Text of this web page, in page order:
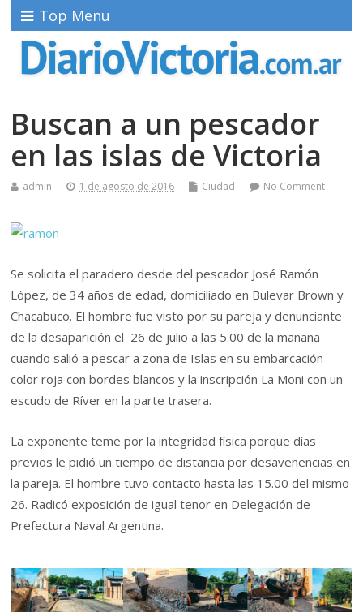
Top Menu
Buscan a un pescador
en las islas de Victoria
admin 1 de agosto de 2016 Ciudad No Comment
Se solicita el paradero desde del pescador José Ramón
López, de 34 años de edad, domiciliado en Bulevar Brown y
Chacabuco. El hombre fue visto por su pareja y denunciante
de la desaparición el 26 de julio a las 5.00 de la mañana
cuando salió a pescar a zona de Islas en su embarcación
color roja con bordes blancos y la inscripción La Moni con un
escudo de Ríver en la parte trasera.
La exponente teme por la integridad física porque días
previos le pidió un tiempo de distancia por desavenencias en
la pareja. El hombre tuvo contacto hasta las 15.00 del mismo
26. Radicó exposición de igual tenor en Delegación de
Prefectura Naval Argentina.